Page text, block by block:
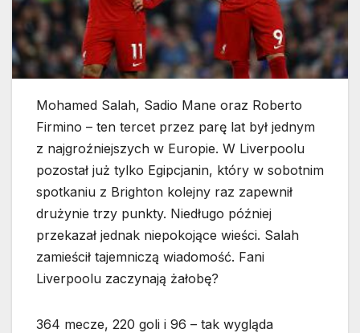
Mohamed Salah, Sadio Mane oraz Roberto
Firmino – ten tercet przez parę lat był jednym
z najgroźniejszych w Europie. W Liverpoolu
pozostał już tylko Egipcjanin, który w sobotnim
spotkaniu z Brighton kolejny raz zapewnił
drużynie trzy punkty. Niedługo później
przekazał jednak niepokojące wieści. Salah
zamieścił tajemniczą wiadomość. Fani
Liverpoolu zaczynają żałobę?
364 mecze, 220 goli i 96 – tak wygląda